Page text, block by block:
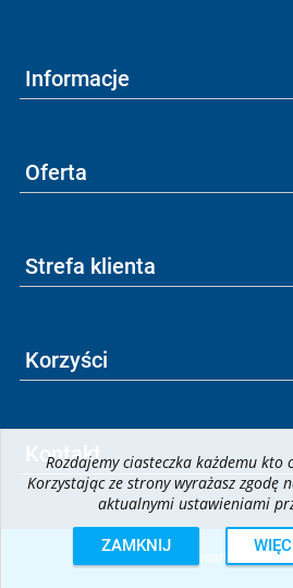
Informacje
Oferta
Strefa klienta
Korzyści
Kontakt
krzymark.pl | All
Rozdajemy ciasteczka każdemu kto
Korzystając ze strony wyrażasz zgodę
aktualnymi ustawieniami
ZAMKNIJ